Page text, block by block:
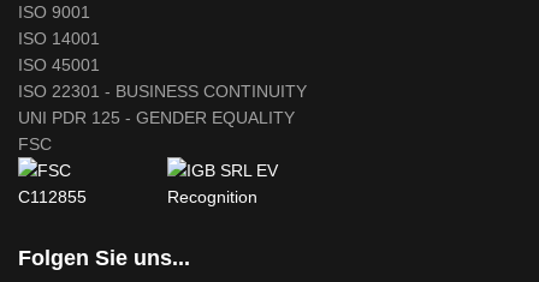
ISO 9001
ISO 14001
ISO 45001
ISO 22301 - BUSINESS CONTINUITY
UNI PDR 125 - GENDER EQUALITY
FSC
Folgen Sie uns...